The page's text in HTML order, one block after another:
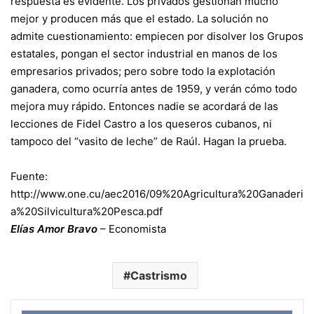
mejor y producen más que el estado. La solución no
admite cuestionamiento: empiecen por disolver los Grupos
estatales, pongan el sector industrial en manos de los
empresarios privados; pero sobre todo la explotación
ganadera, como ocurría antes de 1959, y verán cómo todo
mejora muy rápido. Entonces nadie se acordará de las
lecciones de Fidel Castro a los queseros cubanos, ni
tampoco del “vasito de leche” de Raúl. Hagan la prueba.
Fuente:
http://www.one.cu/aec2016/09%20Agricultura%20Ganaderi
a%20Silvicultura%20Pesca.pdf
Elías Amor Bravo – Economista
Castrismo